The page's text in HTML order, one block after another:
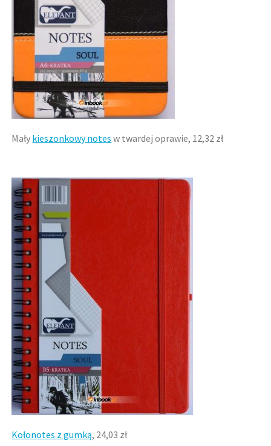
Mały kieszonkowy notes w twardej oprawie, 12,32 zł
Kołonotes z gumką, 24,03 zł